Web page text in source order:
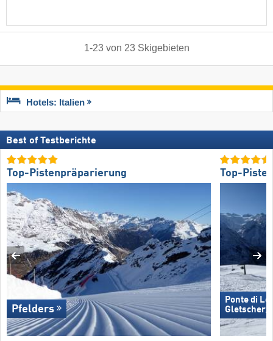
1-23von 23 Skigebieten
Hotels: Italien
Best of Testberichte
Top-Pistenpräparierung
Pfelders
Top-
Ponte di
Gletscher/​